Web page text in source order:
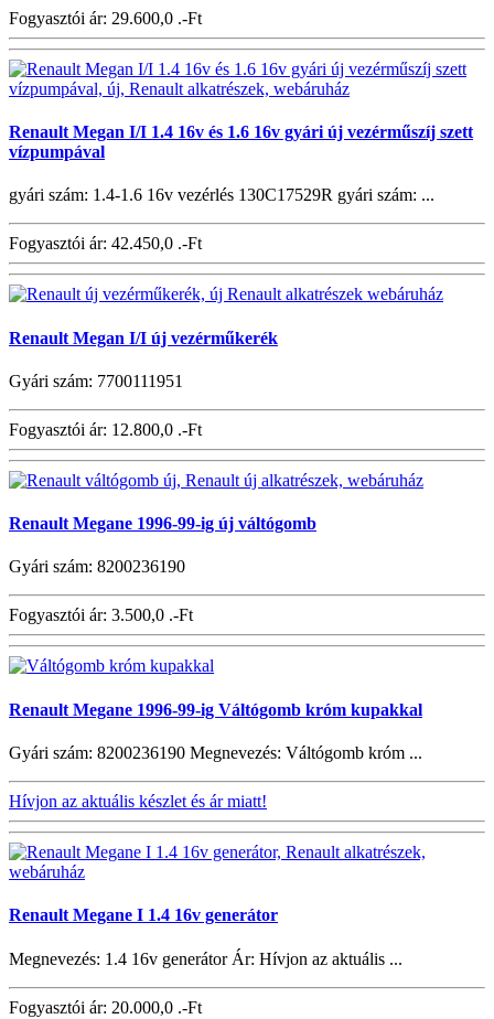
Fogyasztói ár: 29.600,0 .-Ft
Renault Megan I/I 1.4 16v és 1.6 16v gyári új vezérműszíj szett
vízpumpával
gyári szám: 1.4-1.6 16v vezérlés 130C17529R gyári szám: ...
Fogyasztói ár: 42.450,0 .-Ft
Renault Megan I/I új vezérműkerék
Gyári szám: 7700111951
Fogyasztói ár: 12.800,0 .-Ft
Renault Megane 1996-99-ig új váltógomb
Gyári szám: 8200236190
Fogyasztói ár: 3.500,0 .-Ft
Renault Megane 1996-99-ig Váltógomb króm kupakkal
Gyári szám: 8200236190 Megnevezés: Váltógomb króm ...
Hívjon az aktuális készlet és ár miatt!
Renault Megane I 1.4 16v generátor
Megnevezés: 1.4 16v generátor Ár: Hívjon az aktuális ...
Fogyasztói ár: 20.000,0 .-Ft